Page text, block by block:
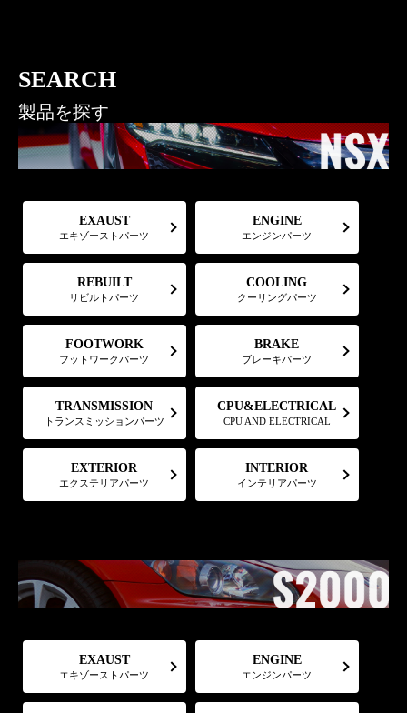
SEARCH
製品を探す
EXAUST
エキゾーストパーツ
ENGINE
エンジンパーツ
REBUILT
リビルトパーツ
COOLING
クーリングパーツ
FOOTWORK
フットワークパーツ
BRAKE
ブレーキパーツ
TRANSMISSION
トランスミッションパーツ
CPU&ELECTRICAL
CPU AND ELECTRICAL
EXTERIOR
エクステリアパーツ
INTERIOR
インテリアパーツ
EXAUST
エキゾーストパーツ
ENGINE
エンジンパーツ